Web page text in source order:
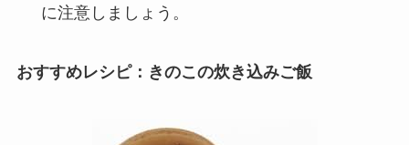
に注意しましょう。
おすすめレシピ：きのこの炊き込みご飯